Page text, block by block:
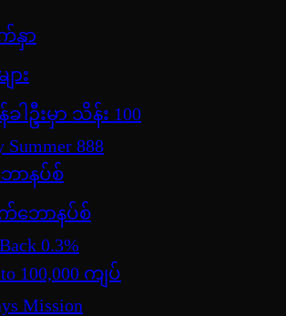
း | ရုပ်ရှင်အညွှန်း | စာအုပ်စင် |
နှာ
ား
ါဦးမှာ သိန်း 100
Summer 888
ောနပ်စ်
ဘောနပ်စ်
0.3%
to 100,000 ကျပ်
Mission